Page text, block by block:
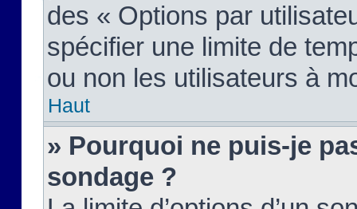
des « Options par
spécifier une limite de
ou non les utilisateurs à
Haut
» Pourquoi ne puis-je
sondage ?